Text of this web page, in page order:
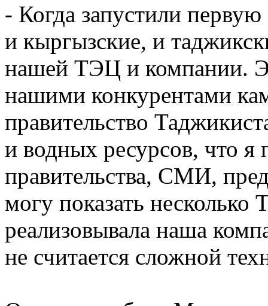
- Когда запустили
и кыргызские, и
нашей ТЭЦ и компании.
нашими конкурентами
правительство
и водных ресурсов, что
правительства, СМИ,
могу показать
реализовывала наша
не считается сложной